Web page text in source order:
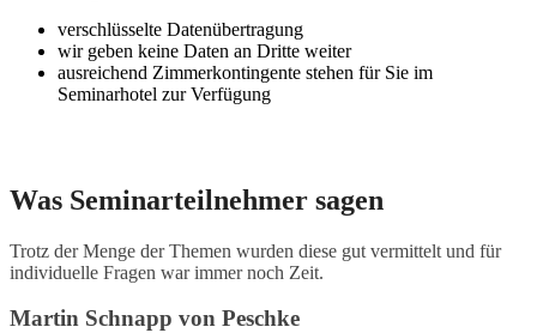
verschlüsselte Datenübertragung
wir geben keine Daten an Dritte weiter
ausreichend Zimmerkontingente stehen für Sie im
Seminarhotel zur Verfügung
Was Seminarteilnehmer sagen
Trotz der Menge der Themen wurden diese gut vermittelt und für
individuelle Fragen war immer noch Zeit.
Martin Schnapp von Peschke